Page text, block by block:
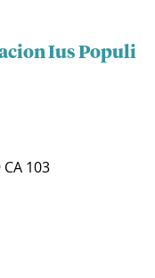
Ius Populi
CA 103